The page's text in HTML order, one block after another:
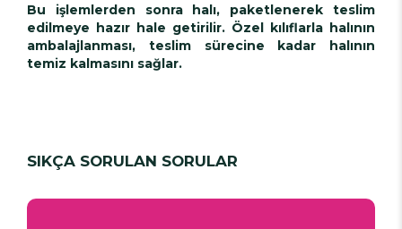
Bu işlemlerden sonra halı, paketlenerek teslim
edilmeye hazır hale getirilir. Özel kılıflarla halının
ambalajlanması, teslim sürecine kadar halının
temiz kalmasını sağlar.
SIKÇA SORULAN SORULAR